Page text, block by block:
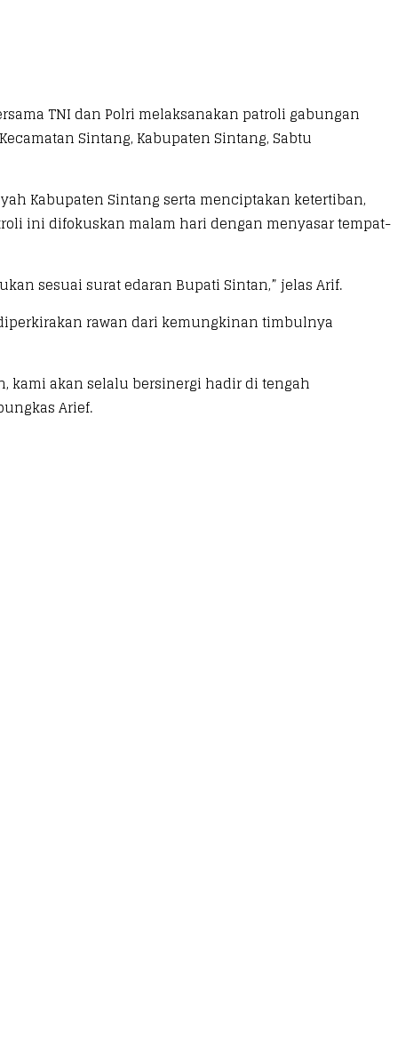
TNI dan Polri melaksanakan patroli gabungan
Sintang, Kabupaten Sintang, Sabtu
Kabupaten Sintang serta menciptakan ketertiban,
ini difokuskan malam hari dengan menyasar tempat-
sesuai surat edaran Bupati Sintan,” jelas Arif.
rawan dari kemungkinan timbulnya
kami akan selalu bersinergi hadir di tengah
Arief.